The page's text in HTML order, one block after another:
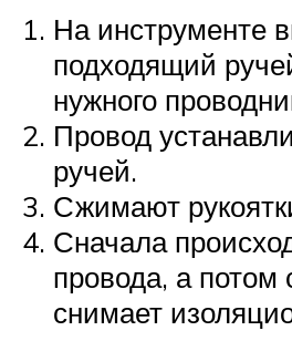
На инструменте
подходящий
нужного
Провод
ручей.
Сжимают
Сначала
провода, а потом
снимает